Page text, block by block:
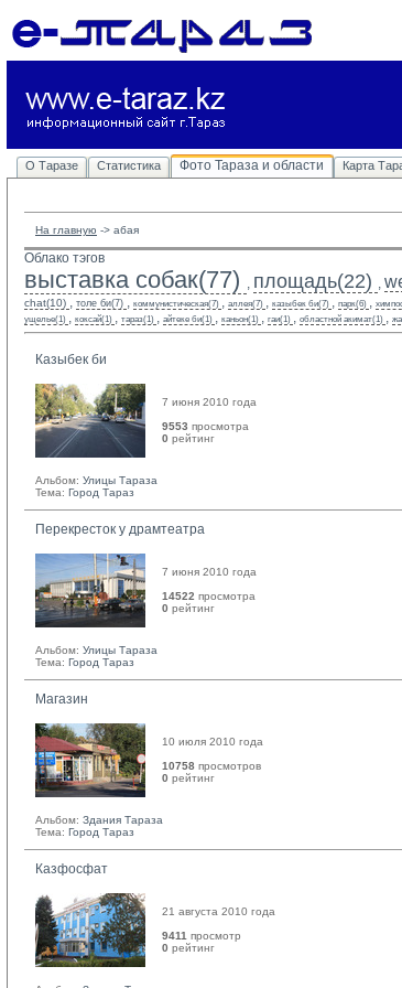
О Таразе Статистика Фото Тараза и области Карта
На главную -> абая
Облако тэгов
выставка собак(77) , площадь(22) ,
chat(10) , толе би(7) , коммунистическая(7) , аллея(7) , казыбек би(7) , парк(6) ,
ущелье(1) , коксай(1) , тараз(1) , айтеке би(1) , каньон(1) , гаи(1) , областной акимат(1) ,
Казыбек би
7 июня 2010 года
9553 просмотра
0 рейтинг
Альбом: Улицы Тараза
Тема: Город Тараз
Перекресток у драмтеатра
7 июня 2010 года
14522 просмотра
0 рейтинг
Альбом: Улицы Тараза
Тема: Город Тараз
Магазин
10 июля 2010 года
10758 просмотров
0 рейтинг
Альбом: Здания Тараза
Тема: Город Тараз
Казфосфат
21 августа 2010 года
9411 просмотр
0 рейтинг